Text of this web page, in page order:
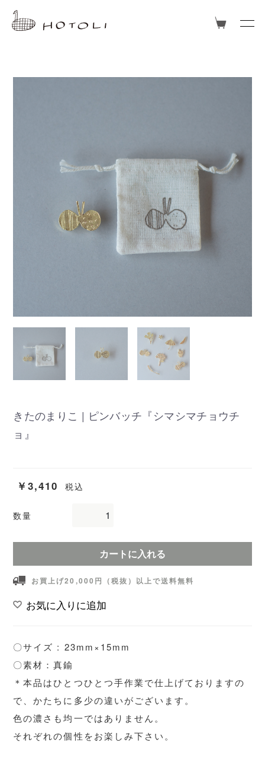
きたのまりこ | ピンバッチ『シマシマチョウチ
ョ』
￥3,410 税込
数量
カートに入れる
お買上げ20,000円（税抜）以上で送料無料
お気に入りに追加
〇サイズ : 23mm×15mm
〇素材：真鍮
＊本品はひとつひとつ手作業で仕上げておりますの
で、かたちに多少の違いがございます。
色の濃さも均一ではありません。
それぞれの個性をお楽しみ下さい。